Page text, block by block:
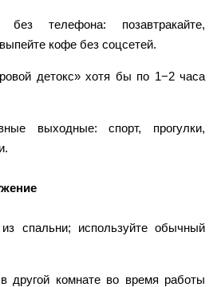
телефона: позавтракайте,
кофе без соцсетей.
детокс» хотя бы по 1−2 часа
выходные: спорт, прогулки,
спальни; используйте обычный
другой комнате во время работы